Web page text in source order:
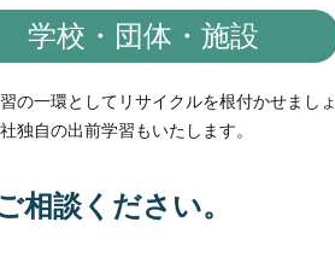
学校・団体・施設
の一環としてリサイクルを根付かせましょ
独自の出前学習もいたします。
相談ください。